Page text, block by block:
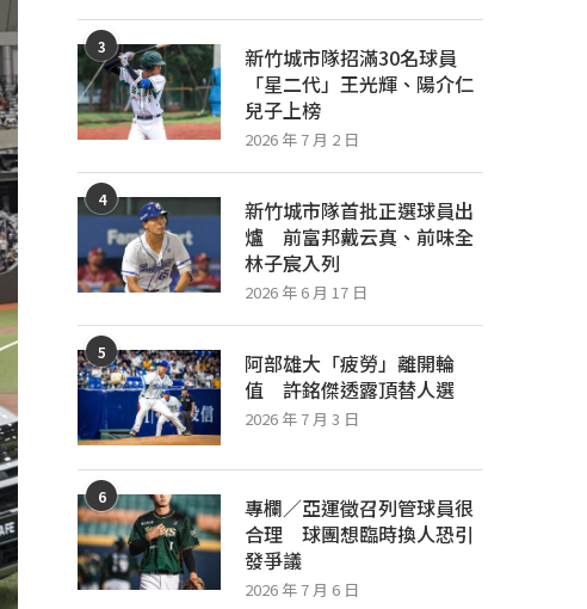
3
新竹城市隊招滿30名球員
「星二代」王光輝、陽介仁
兒子上榜
2026 年 7 月 2 日
4
新竹城市隊首批正選球員出
爐 前富邦戴云真、前味全
林子宸入列
2026 年 6 月 17 日
5
阿部雄大「疲勞」離開輪
值 許銘傑透露頂替人選
2026 年 7 月 3 日
6
專欄／亞運徵召列管球員很
合理 球團想臨時換人恐引
發爭議
2026 年 7 月 6 日